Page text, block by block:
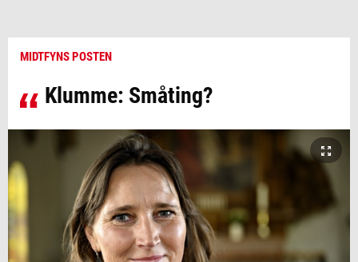
MIDTFYNS POSTEN
Klumme: Småting?